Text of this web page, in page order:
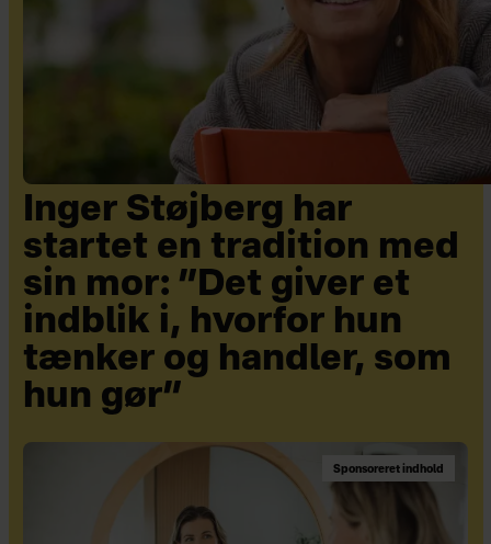
Inger Støjberg har
startet en tradition med
sin mor: ”Det giver et
indblik i, hvorfor hun
tænker og handler, som
hun gør”
Sponsoreret indhold